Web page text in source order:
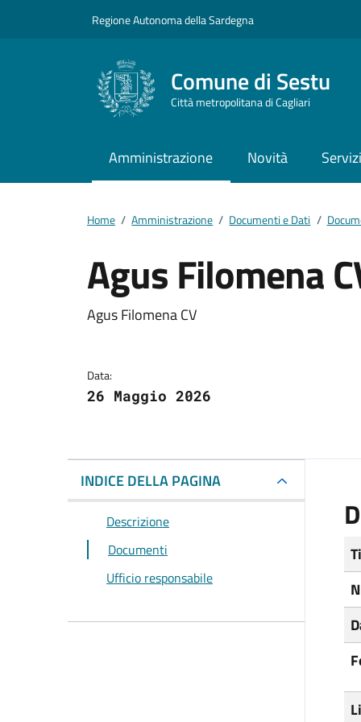
Regione Autonoma della Sardegna
Comune di Sestu
Città metropolitana di Cagliari
Amministrazione Novità
Home / Amministrazione / Documenti e Dati /
Agus Filomena
Dettagli del
Agus Filomena CV
Data:
26 Maggio 2026
INDICE DELLA PAGINA
Descrizione
Documenti
Ufficio responsabile